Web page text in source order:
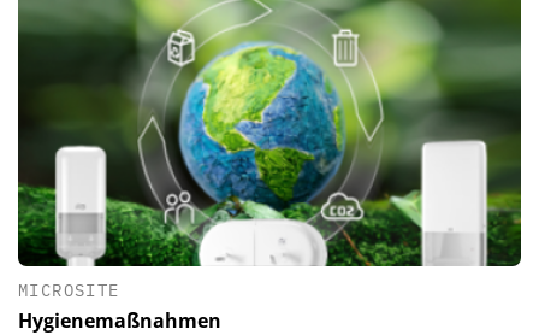
MICROSITE
Hygienemaßnahmen